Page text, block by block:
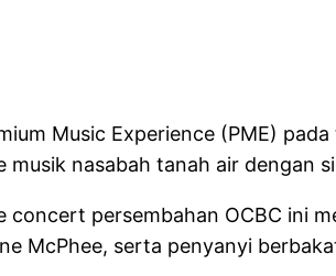
Music Experience (PME)
nasabah tanah air dengan
persembahan OCBC ini
McPhee, serta penyanyi